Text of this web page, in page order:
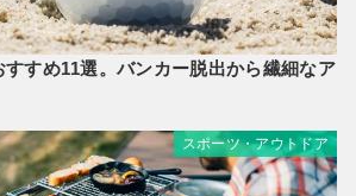
すめ11選。バンカー脱出から繊細なア
スポーツ・アウトドア